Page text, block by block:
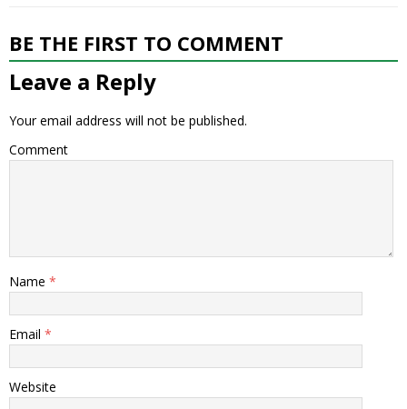
BE THE FIRST TO COMMENT
Leave a Reply
Your email address will not be published.
Comment
Name *
Email *
Website